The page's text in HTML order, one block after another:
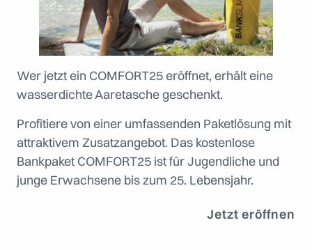
Wer jetzt ein COMFORT25 eröffnet, erhält eine
wasserdichte Aaretasche geschenkt.
Profitiere von einer umfassenden Paketlösung mit
attraktivem Zusatzangebot. Das kostenlose
Bankpaket COMFORT25 ist für Jugendliche und
junge Erwachsene bis zum 25. Lebensjahr.
Jetzt eröffnen